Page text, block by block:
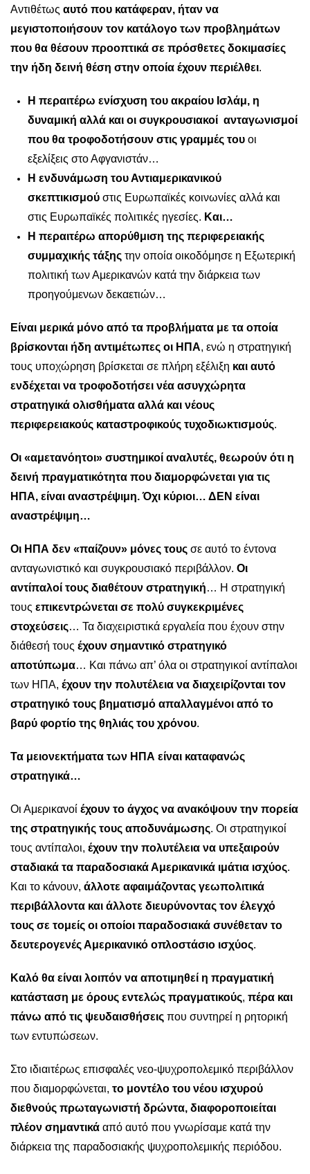
Αντιθέτως αυτό που κατάφεραν, ήταν να
μεγιστοποιήσουν τον κατάλογο των προβλημάτων
που θα θέσουν προοπτικά σε πρόσθετες δοκιμασίες
την ήδη δεινή θέση στην οποία έχουν περιέλθει.
Η περαιτέρω ενίσχυση του ακραίου Ισλάμ, η
δυναμική αλλά και οι συγκρουσιακοί ανταγωνισμοί
που θα τροφοδοτήσουν στις γραμμές του οι
εξελίξεις στο Αφγανιστάν…
Η ενδυνάμωση του Αντιαμερικανικού
σκεπτικισμού στις Ευρωπαϊκές κοινωνίες αλλά και
στις Ευρωπαϊκές πολιτικές ηγεσίες. Και…
Η περαιτέρω απορύθμιση της περιφερειακής
συμμαχικής τάξης την οποία οικοδόμησε η Εξωτερική
πολιτική των Αμερικανών κατά την διάρκεια των
προηγούμενων δεκαετιών…
Είναι μερικά μόνο από τα προβλήματα με τα οποία
βρίσκονται ήδη αντιμέτωπες οι ΗΠΑ, ενώ η στρατηγική
τους υποχώρηση βρίσκεται σε πλήρη εξέλιξη και αυτό
ενδέχεται να τροφοδοτήσει νέα ασυγχώρητα
στρατηγικά ολισθήματα αλλά και νέους
περιφερειακούς καταστροφικούς τυχοδιωκτισμούς.
Οι «αμετανόητοι» συστημικοί αναλυτές, θεωρούν ότι η
δεινή πραγματικότητα που διαμορφώνεται για τις
ΗΠΑ, είναι αναστρέψιμη. Όχι κύριοι… ΔΕΝ είναι
αναστρέψιμη…
Οι ΗΠΑ δεν «παίζουν» μόνες τους σε αυτό το έντονα
ανταγωνιστικό και συγκρουσιακό περιβάλλον. Οι
αντίπαλοί τους διαθέτουν στρατηγική… Η στρατηγική
τους επικεντρώνεται σε πολύ συγκεκριμένες
στοχεύσεις… Τα διαχειριστικά εργαλεία που έχουν στην
διάθεσή τους έχουν σημαντικό στρατηγικό
αποτύπωμα… Και πάνω απ’ όλα οι στρατηγικοί αντίπαλοι
των ΗΠΑ, έχουν την πολυτέλεια να διαχειρίζονται τον
στρατηγικό τους βηματισμό απαλλαγμένοι από το
βαρύ φορτίο της θηλιάς του χρόνου.
Τα μειονεκτήματα των ΗΠΑ είναι καταφανώς
στρατηγικά…
Οι Αμερικανοί έχουν το άγχος να ανακόψουν την πορεία
της στρατηγικής τους αποδυνάμωσης. Οι στρατηγικοί
τους αντίπαλοι, έχουν την πολυτέλεια να υπεξαιρούν
σταδιακά τα παραδοσιακά Αμερικανικά ιμάτια ισχύος.
Και το κάνουν, άλλοτε αφαιμάζοντας γεωπολιτικά
περιβάλλοντα και άλλοτε διευρύνοντας τον έλεγχό
τους σε τομείς οι οποίοι παραδοσιακά συνέθεταν το
δευτερογενές Αμερικανικό οπλοστάσιο ισχύος.
Καλό θα είναι λοιπόν να αποτιμηθεί η πραγματική
κατάσταση με όρους εντελώς πραγματικούς, πέρα και
πάνω από τις ψευδαισθήσεις που συντηρεί η ρητορική
των εντυπώσεων.
Στο ιδιαιτέρως επισφαλές νεο-ψυχροπολεμικό περιβάλλον
που διαμορφώνεται, το μοντέλο του νέου ισχυρού
διεθνούς πρωταγωνιστή δρώντα, διαφοροποιείται
πλέον σημαντικά από αυτό που γνωρίσαμε κατά την
διάρκεια της παραδοσιακής ψυχροπολεμικής περιόδου.